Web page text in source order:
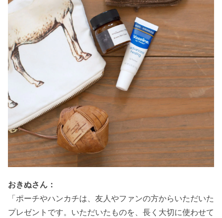
おきぬさん：
「ポーチやハンカチは、友人やファンの方からいただいた
プレゼントです。いただいたものを、長く大切に使わせて